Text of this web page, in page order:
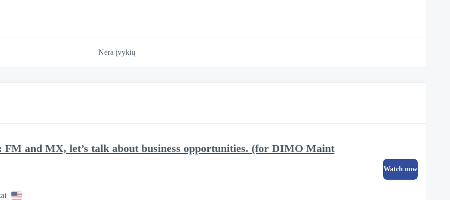
Nėra įvykių
FM and MX, let’s talk about business opportunities. (for DIMO Maint
Watch now